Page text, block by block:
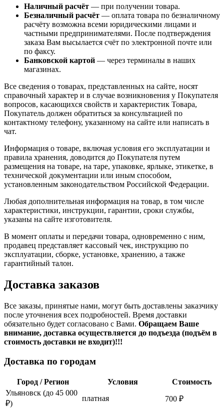
Наличный расчёт — при получении товара.
Безналичный расчёт — оплата товара по безналичному
расчёту возможна всеми юридическими лицами и
частными предпринимателями. После подтверждения
заказа Вам высылается счёт по электронной почте или
по факсу.
Банковской картой — через терминалы в наших
магазинах.
Все сведения о товарах, представленных на сайте, носят
справочный характер и в случае возникновения у Покупателя
вопросов, касающихся свойств и характеристик Товара,
Покупатель должен обратиться за консультацией по
контактному телефону, указанному на сайте или написать в
чат.
Информация о товаре, включая условия его эксплуатации и
правила хранения, доводится до Покупателя путем
размещения на товаре, на таре, упаковке, ярлыке, этикетке, в
технической документации или иным способом,
установленным законодательством Российской Федерации.
Любая дополнительная информация на товар, в том числе
характеристики, инструкции, гарантии, сроки службы,
указаны на сайте изготовителя.
В момент оплаты и передачи товара, одновременно с ним,
продавец представляет кассовый чек, инструкцию по
эксплуатации, сборке, установке, хранению, а также
гарантийный талон.
Доставка заказов
Все заказы, принятые нами, могут быть доставлены заказчику
после уточнения всех подробностей. Время доставки
обязательно будет согласовано с Вами. Обращаем Ваше
внимание, доставка осуществляется до подъезда (подъём в
стоимость доставки не входит)!!!
Доставка по городам
Город / Регион Условия
Стоимость
Ульяновск (до 45 000
₽)
платная
700 ₽